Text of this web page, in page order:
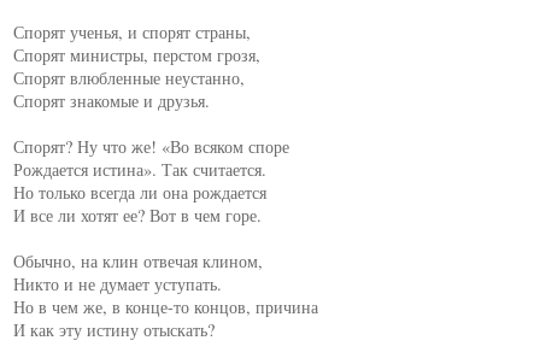
Спорят ученья, и спорят страны,
Спорят министры, перстом грозя,
Спорят влюбленные неустанно,
Спорят знакомые и друзья.
Спорят? Ну что же! «Во всяком споре
Рождается истина». Так считается.
Но только всегда ли она рождается
И все ли хотят ее? Вот в чем горе.
Обычно, на клин отвечая клином,
Никто и не думает уступать.
Но в чем же, в конце-то концов, причина
И как эту истину отыскать?